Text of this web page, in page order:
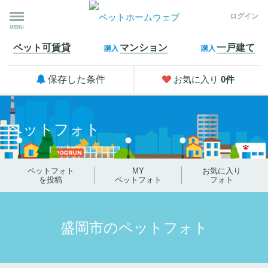
MENU
ログイン
ペット可賃貸 購入 マンション 購入 一戸建て
保存した条件 お気に入り 0件
ペットフォト
ペットフォト
を投稿
MY
ペットフォト
お気に入り
フォト
盛岡市のペットフォト